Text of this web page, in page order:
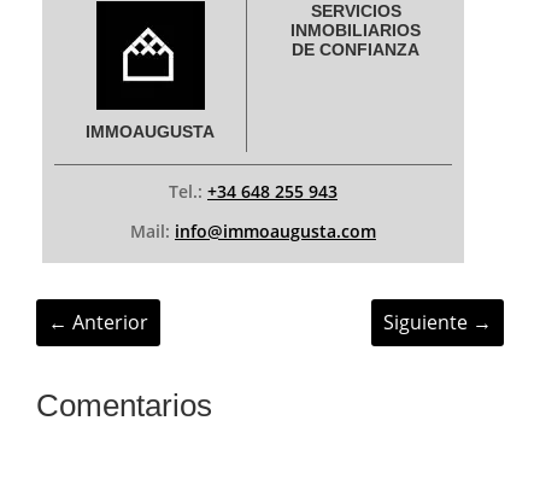
IMMOAUGUSTA
SERVICIOS
INMOBILIARIOS
DE CONFIANZA
Tel.: +34 648 255 943
Mail: info@immoaugusta.com
← Anterior Siguiente →
Comentarios